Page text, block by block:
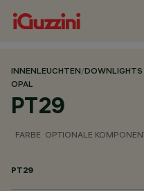
INNENLEUCHTEN/DOWNLIGHTS
OPAL
PT29
FARBE OPTIONALE
PT29